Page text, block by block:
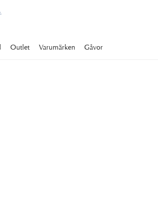
Outlet Varumärken Gåvor